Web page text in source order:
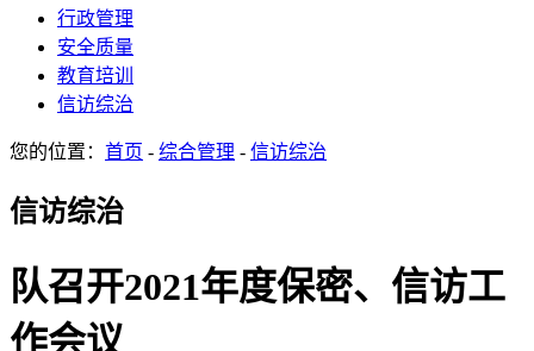
行政管理
安全质量
教育培训
信访综治
您的位置： 首页 - 综合管理 - 信访综治
信访综治
队召开2021年度保密、信访工
作会议